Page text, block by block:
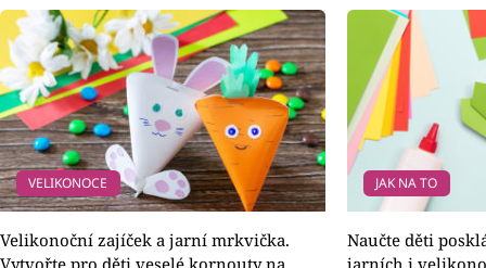
VELIKONOCE
Velikonoční zajíček a jarní mrkvička.
Vytvořte pro děti veselé kornouty na
JAK NA TO
Naučte děti
jarních i